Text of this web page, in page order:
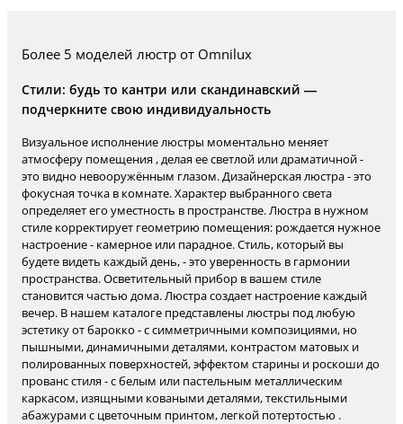
Более 5 моделей люстр от Omnilux
Стили: будь то кантри или скандинавский —
подчеркните свою индивидуальность
Визуальное исполнение люстры моментально меняет
атмосферу помещения , делая ее светлой или драматичной -
это видно невооружённым глазом. Дизайнерская люстра - это
фокусная точка в комнате. Характер выбранного света
определяет его уместность в пространстве. Люстра в нужном
стиле корректирует геометрию помещения: рождается нужное
настроение - камерное или парадное. Стиль, который вы
будете видеть каждый день, - это уверенность в гармонии
пространства. Осветительный прибор в вашем стиле
становится частью дома. Люстра создает настроение каждый
вечер. В нашем каталоге представлены люстры под любую
эстетику от барокко - с симметричными композициями, но
пышными, динамичными деталями, контрастом матовых и
полированных поверхностей, эффектом старины и роскоши до
прованс стиля - с белым или пастельным металлическим
каркасом, изящными коваными деталями, текстильными
абажурами с цветочным принтом, легкой потертостью .